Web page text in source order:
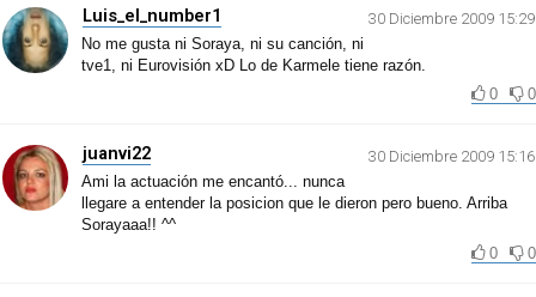
Luis_el_number1
30 Diciembre 2009 15:29
No me gusta ni Soraya, ni su canción, ni
tve1, ni Eurovisión xD Lo de Karmele tiene razón.
0
0
juanvi22
30 Diciembre 2009 15:16
Ami la actuación me encantó... nunca
llegare a entender la posicion que le dieron pero bueno. Arriba
Sorayaaa!! ^^
0
0